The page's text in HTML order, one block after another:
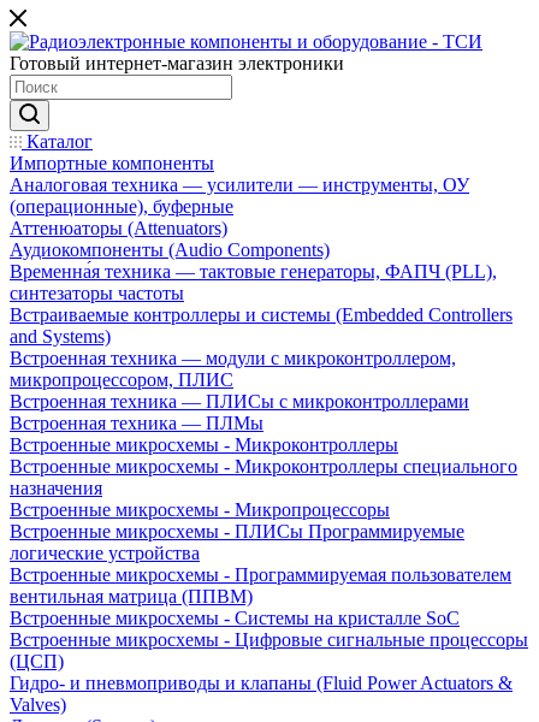
Готовый интернет-магазин электроники
Каталог
Импортные компоненты
Аналоговая техника — усилители — инструменты, ОУ
(операционные), буферные
Аттенюаторы (Attenuators)
Аудиокомпоненты (Audio Components)
Временна́я техника — тактовые генераторы, ФАПЧ (PLL),
синтезаторы частоты
Встраиваемые контроллеры и системы (Embedded Controllers
and Systems)
Встроенная техника — модули с микроконтроллером,
микропроцессором, ПЛИС
Встроенная техника — ПЛИСы с микроконтроллерами
Встроенная техника — ПЛМы
Встроенные микросхемы - Микроконтроллеры
Встроенные микросхемы - Микроконтроллеры специального
назначения
Встроенные микросхемы - Микропроцессоры
Встроенные микросхемы - ПЛИСы Программируемые
логические устройства
Встроенные микросхемы - Программируемая пользователем
вентильная матрица (ППВМ)
Встроенные микросхемы - Системы на кристалле SoC
Встроенные микросхемы - Цифровые сигнальные процессоры
(ЦСП)
Гидро- и пневмоприводы и клапаны (Fluid Power Actuators &
Valves)